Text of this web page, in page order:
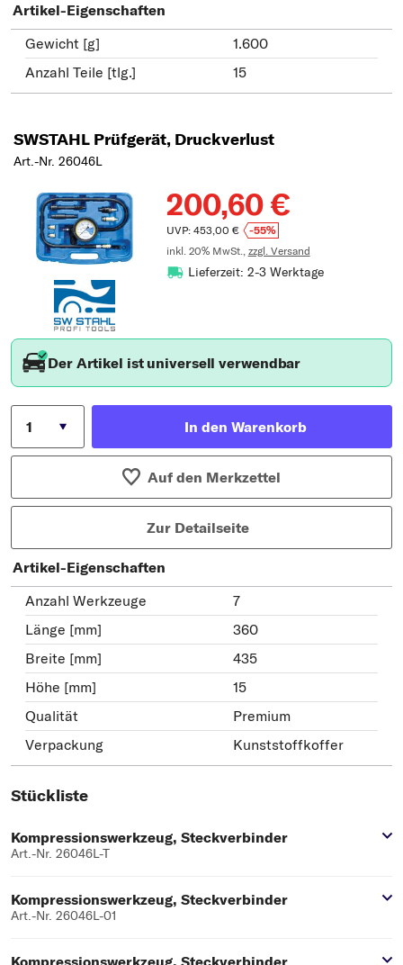
Artikel-Eigenschaften
Gewicht [g]
1.600
Anzahl Teile [tlg.]
15
SWSTAHL Prüfgerät, Druckverlust
Art.-Nr. 26046L
200,60 €
UVP: 453,00 €
-55%
inkl. 20% MwSt., zzgl. Versand
Lieferzeit: 2-3 Werktage
Der Artikel ist universell verwendbar
In den Warenkorb
Auf den Merkzettel
Zur Detailseite
Artikel-Eigenschaften
Anzahl Werkzeuge
7
Länge [mm]
360
Breite [mm]
435
Höhe [mm]
15
Qualität
Premium
Verpackung
Kunststoffkoffer
Stückliste
Kompressionswerkzeug, Steckverbinder
Art.-Nr. 26046L-T
Kompressionswerkzeug, Steckverbinder
Art.-Nr. 26046L-01
Kompressionswerkzeug, Steckverbinder